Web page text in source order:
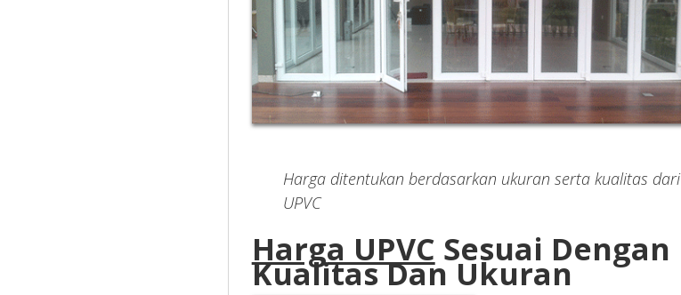
Harga ditentukan berdasarkan ukuran serta kualitas dari
UPVC
Harga UPVC Sesuai Dengan
Kualitas Dan Ukuran